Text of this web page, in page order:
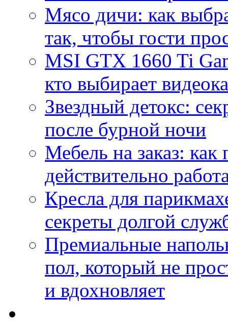
Мясо дичи: как
так, чтобы гости
MSI GTX 1660 Ti
кто выбирает
Звездный детокс:
после бурной ночи
Мебель на заказ:
действительно
Кресла для
секреты долгой
Премиальные
пол, который не
и вдохновляет